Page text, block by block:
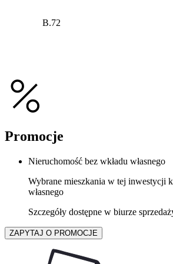
B.72
Promocje
Nieruchomość bez wkładu własnego
Wybrane mieszkania w tej inwestycji
własnego
Szczegóły dostępne w biurze
ZAPYTAJ O PROMOCJE